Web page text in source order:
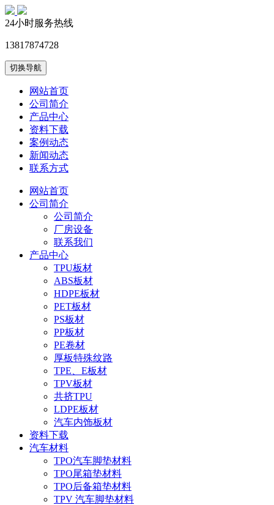
24小时服务热线
13817874728
切换导航
网站首页
公司简介
产品中心
资料下载
案例动态
新闻动态
联系方式
网站首页
公司简介
公司简介
厂房设备
联系我们
产品中心
TPU板材
ABS板材
HDPE板材
PET板材
PS板材
PP板材
PE卷材
厚板特殊纹路
TPE、E板材
TPV板材
共挤TPU
LDPE板材
汽车内饰板材
资料下载
汽车材料
TPO汽车脚垫材料
TPO尾箱垫材料
TPO后备箱垫材料
TPV 汽车脚垫材料